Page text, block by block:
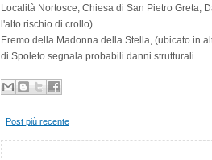
Località Nortosce, Chiesa di San Pietro Greta,
l'alto rischio di crollo)
Eremo della Madonna della Stella, (ubicato in
di Spoleto segnala probabili danni strutturali
Post più recente